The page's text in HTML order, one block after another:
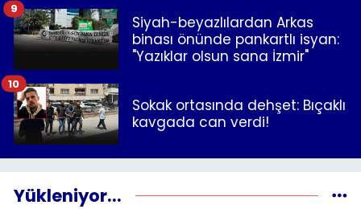
Siyah-beyazlılardan Arkas
binası önünde pankartlı isyan:
"Yazıklar olsun sana İzmir"
9
Sokak ortasında dehşet: Bıçaklı
kavgada can verdi!
10
Yükleniyor...